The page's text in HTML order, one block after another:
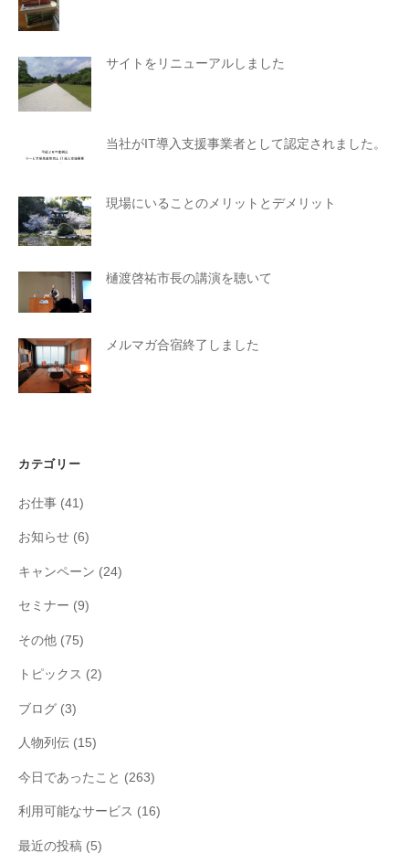
サイトをリニューアルしました
当社がIT導入支援事業者として認定されました。
現場にいることのメリットとデメリット
樋渡啓祐市長の講演を聴いて
メルマガ合宿終了しました
カテゴリー
お仕事 (41)
お知らせ (6)
キャンペーン (24)
セミナー (9)
その他 (75)
トピックス (2)
ブログ (3)
人物列伝 (15)
今日であったこと (263)
利用可能なサービス (16)
最近の投稿 (5)